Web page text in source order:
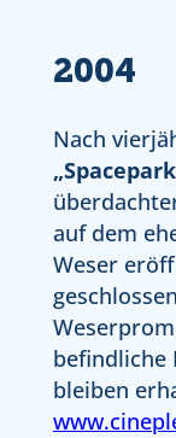
2004
Nach
auf dem
Weser
befindliche
bleiben